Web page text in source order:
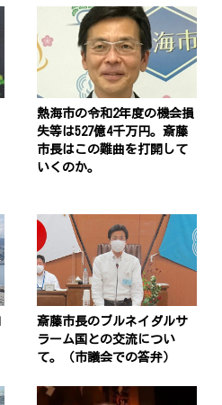
熱海市の令和2年度の機会損
失等は527億4千万円。斎藤
市長はこの難曲を打開して
いくのか。
斎藤市長のブルネイダルサ
ラーム国との交流につい
て。（市議会での答弁）